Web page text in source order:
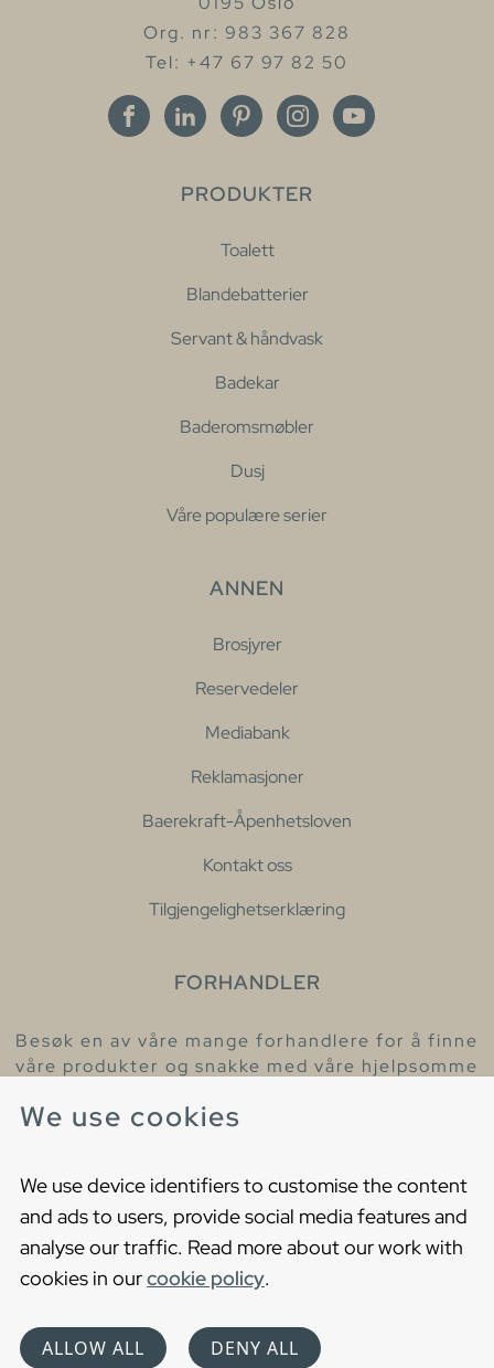
We use cookies
We use device identifiers to customise the content
and ads to users, provide social media features and
analyse our traffic. Read more about our work with
cookies in ourcookie policy.
ALLOW ALL DENY ALL
Org. nr: 983 367 828
Tel: +47 67 97 82 50
PRODUKTER
Toalett
Blandebatterier
Servant & håndvask
Badekar
Baderomsmøbler
Dusj
Våre populære serier
ANNEN
Brosjyrer
Reservedeler
Mediabank
Reklamasjoner
Baerekraft-Åpenhetsloven
Kontakt oss
Tilgjengelighetserklæring
FORHANDLER
Besøk en av våre mange forhandlere for å finne
våre produkter og snakke med våre hjelpsomme
Cookies
Privacy statement